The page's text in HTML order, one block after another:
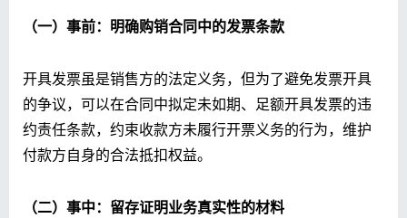
（一）事前：明确购销合同中的发票条款
开具发票虽是销售方的法定义务，但为了避免发票开具
的争议，可以在合同中拟定未如期、足额开具发票的违
约责任条款，约束收款方未履行开票义务的行为，维护
付款方自身的合法抵扣权益。
（二）事中：留存证明业务真实性的材料